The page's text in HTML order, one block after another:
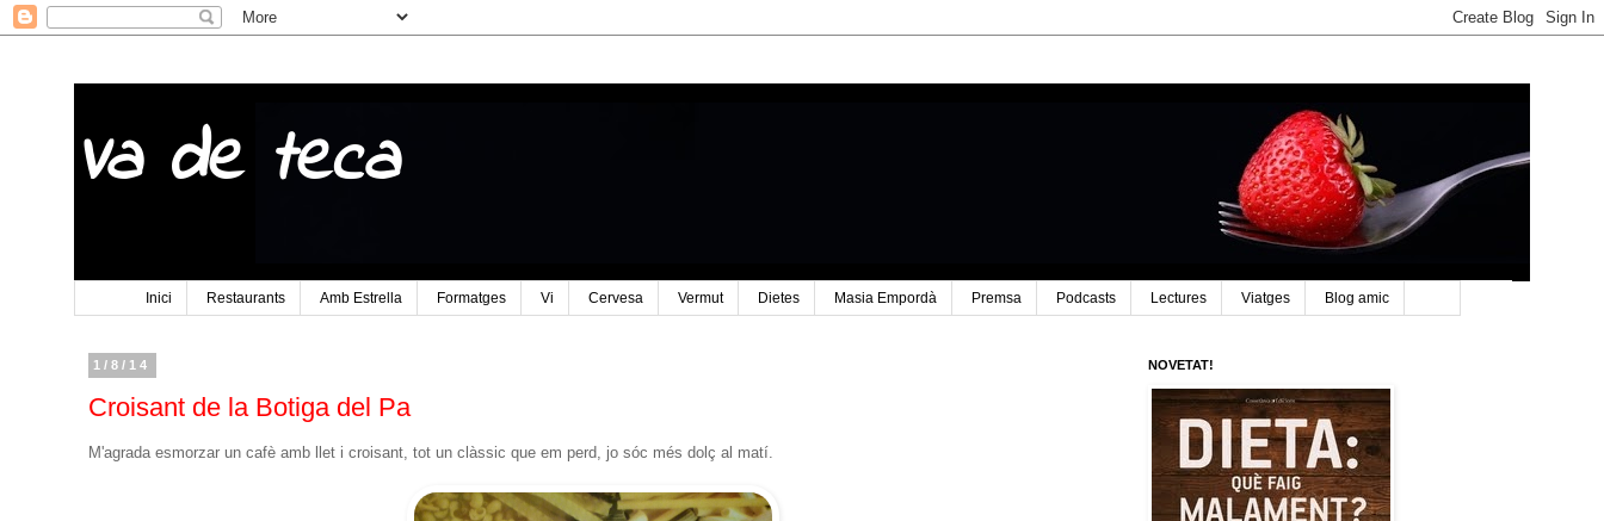
Va de teca
Inici Restaurants Amb Estrella Formatges Vi Cervesa Vermut Dietes Masia Empordà Premsa Podcasts Lectures Viatges Blog amic
1/8/14
Croisant de la Botiga del Pa
M'agrada esmorzar un cafè amb llet i croisant, tot un clàssic que em perd, jo sóc més dolç al matí.
NOVETAT!